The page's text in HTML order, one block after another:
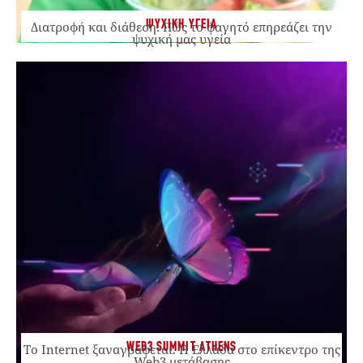
ΨΥΧΙΚΗ ΥΓΕΙΑ
Διατροφή και διάθεση: Πώς το φαγητό επηρεάζει την
ψυχική μας υγεία
WEB3 SUMMIT ATHENS
Το Internet ξαναγράφεται. Η Ελλάδα στο επίκεντρο της